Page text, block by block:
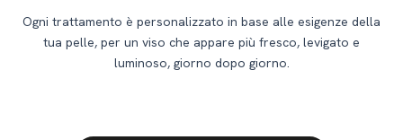
Ogni trattamento è personalizzato in base alle esigenze della
tua pelle, per un viso che appare più fresco, levigato e
luminoso, giorno dopo giorno.